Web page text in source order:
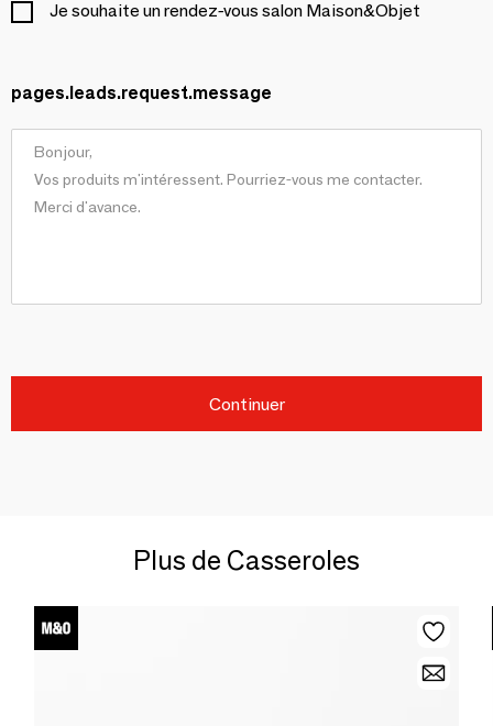
Je souhaite un rendez-vous salon Maison&Objet
pages.leads.request.message
Continuer
Plus de Casseroles